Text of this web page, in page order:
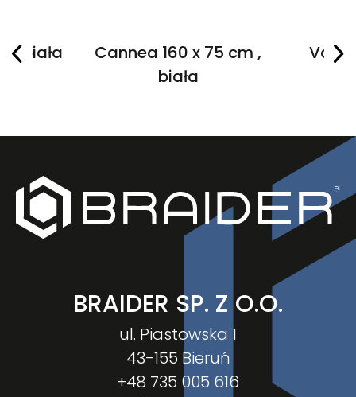
, biała
Cannea 160 x 75 cm ,
biała
BRAIDER SP. Z O.O.
ul. Piastowska 1
43-155 Bieruń
+48 735 005 616